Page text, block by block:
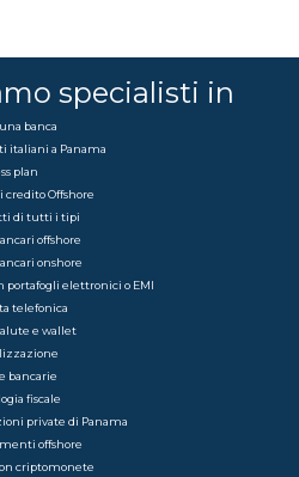
specialisti in
banca
italiani a Panama
plan
credito Offshore
di tutti i tipi
offshore
onshore
portafogli elettronici o EMI
telefonica
e wallet
bancarie
fiscale
private di Panama
offshore
criptomonete